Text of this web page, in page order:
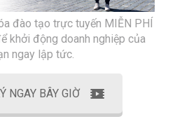
đào tạo trực tuyến MIỄN PHÍ
khởi động doanh nghiệp của
ngay lập tức.
NGAY BÂY GIỜ